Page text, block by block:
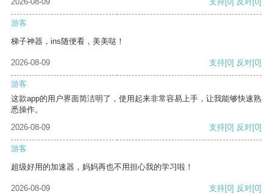
游客
梯子神器，ins随便看，美美哒！
2026-08-09 支持[0] 反对[0]
游客
这款app的用户界面简洁明了，使用起来非常容易上手，让我能够快速熟
悉操作。
2026-08-09
支持[0] 反对[0]
游客
超级好用的加速器，妈妈再也不用担心我的学习啦！
2026-08-09 支持[0] 反对[0]